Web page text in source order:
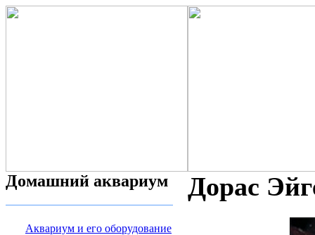
Домашний аквариум
Аквариум и его оборудование
Дорас